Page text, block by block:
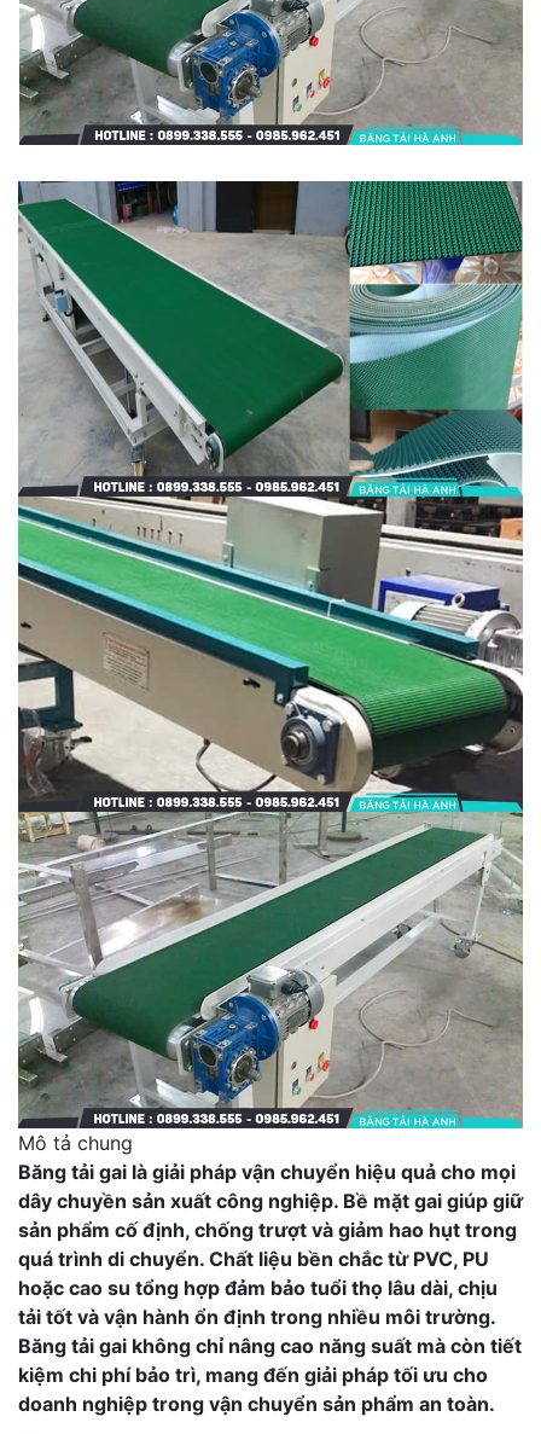
Mô tả chung
Băng tải gai là giải pháp vận chuyển hiệu quả cho mọi
dây chuyền sản xuất công nghiệp. Bề mặt gai giúp giữ
sản phẩm cố định, chống trượt và giảm hao hụt trong
quá trình di chuyển. Chất liệu bền chắc từ PVC, PU
hoặc cao su tổng hợp đảm bảo tuổi thọ lâu dài, chịu
tải tốt và vận hành ổn định trong nhiều môi trường.
Băng tải gai không chỉ nâng cao năng suất mà còn tiết
kiệm chi phí bảo trì, mang đến giải pháp tối ưu cho
doanh nghiệp trong vận chuyển sản phẩm an toàn.